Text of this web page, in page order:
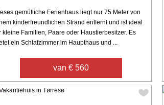
gemütliche Ferienhaus liegt nur 75 Meter von
kinderfreundlichen Strand entfernt und ist ideal
kleine Familien, Paare oder Haustierbesitzer. Es
ein Schlafzimmer im Haupthaus und ...
van € 560